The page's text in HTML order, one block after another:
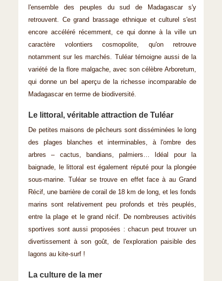
l'ensemble des peuples du sud de Madagascar s'y
retrouvent. Ce grand brassage ethnique et culturel s'est
encore accéléré récemment, ce qui donne à la ville un
caractère volontiers cosmopolite, qu'on retrouve
notamment sur les marchés. Tuléar témoigne aussi de la
variété de la flore malgache, avec son célèbre Arboretum,
qui donne un bel aperçu de la richesse incomparable de
Madagascar en terme de biodiversité.
Le littoral, véritable attraction de Tuléar
De petites maisons de pêcheurs sont disséminées le long
des plages blanches et interminables, à l'ombre des
arbres – cactus, bandians, palmiers… Idéal pour la
baignade, le littoral est également réputé pour la plongée
sous-marine. Tuléar se trouve en effet face à au Grand
Récif, une barrière de corail de 18 km de long, et les fonds
marins sont relativement peu profonds et très peuplés,
entre la plage et le grand récif. De nombreuses activités
sportives sont aussi proposées : chacun peut trouver un
divertissement à son goût, de l'exploration paisible des
lagons au kite-surf !
La culture de la mer